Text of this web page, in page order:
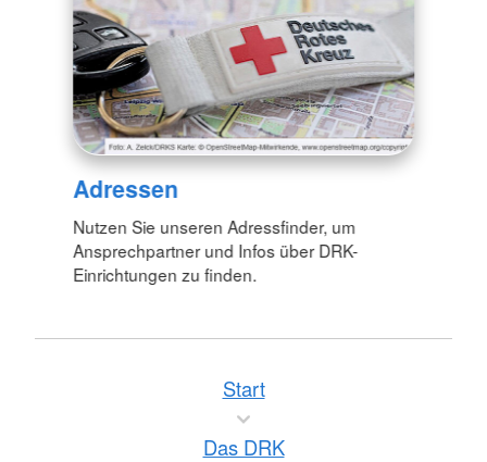
Adressen
Nutzen Sie unseren Adressfinder, um
Ansprechpartner und Infos über DRK-
Einrichtungen zu finden.
Start
Das DRK